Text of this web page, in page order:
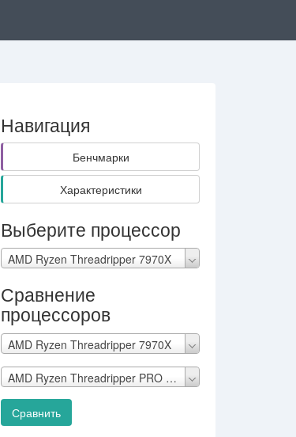
Навигация
Бенчмарки
Характеристики
Выберите процессор
AMD Ryzen Threadripper 7970X
Сравнение
процессоров
AMD Ryzen Threadripper 7970X
AMD Ryzen Threadripper PRO 3995WX
Сравнить